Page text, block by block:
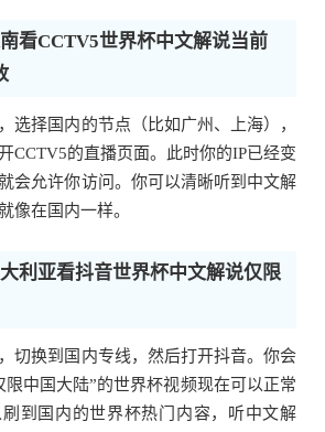
看CCTV5世界杯中文解说当前
选择国内的节点（比如广州、上海），
CCTV5的直播页面。此时你的IP已经变
会允许你访问。你可以清晰听到中文解
像在国内一样。
利亚看抖音世界杯中文解说仅限
切换到国内专线，然后打开抖音。你会
限中国大陆”的世界杯视频现在可以正常
到国内的世界杯热门内容，听中文解